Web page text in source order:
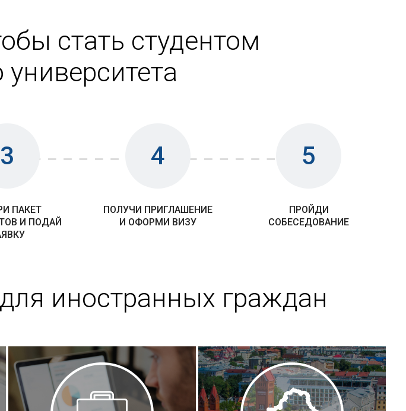
стать студентом
университета
3
ПАКЕТ
И ПОДАЙ
4
ПОЛУЧИ ПРИГЛАШЕНИЕ
И ОФОРМИ ВИЗУ
5
ПРОЙДИ
СОБЕСЕДОВАНИЕ
иностранных граждан